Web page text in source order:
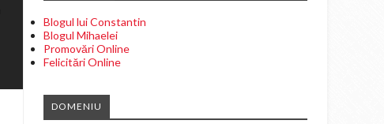
Blogul lui Constantin
Blogul Mihaelei
Promovări Online
Felicitări Online
DOMENIU